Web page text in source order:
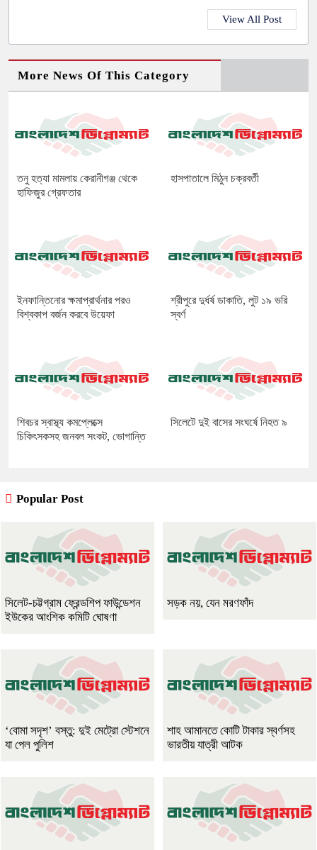
View All Post
More News Of This Category
তনু হত্যা মামলায় কেরানীগঞ্জ থেকে
হাফিজুর গ্রেফতার
হাসপাতালে মিঠুন চক্রবর্তী
ইনফান্তিনোর ক্ষমাপ্রার্থনার পরও
বিশ্বকাপ বর্জন করবে উয়েফা
শ্রীপুরে দুর্ধর্ষ ডাকাতি, লুট ১৯ ভরি
স্বর্ণ
শিবচর স্বাস্থ্য কমপ্লেক্সে
চিকিৎসকসহ জনবল সংকট, ভোগান্তি
সিলেটে দুই বাসের সংঘর্ষে নিহত ৯
Popular Post
সিলেট-চট্টগ্রাম ফ্রেন্ডশিপ ফাউন্ডেশন
ইউকের আংশিক কমিটি ঘোষণা
সড়ক নয়, যেন মরণফাঁদ
‘বোমা সদৃশ’ বস্তু: দুই মেট্রো স্টেশনে
যা পেল পুলিশ
শাহ আমানতে কোটি টাকার স্বর্ণসহ
ভারতীয় যাত্রী আটক